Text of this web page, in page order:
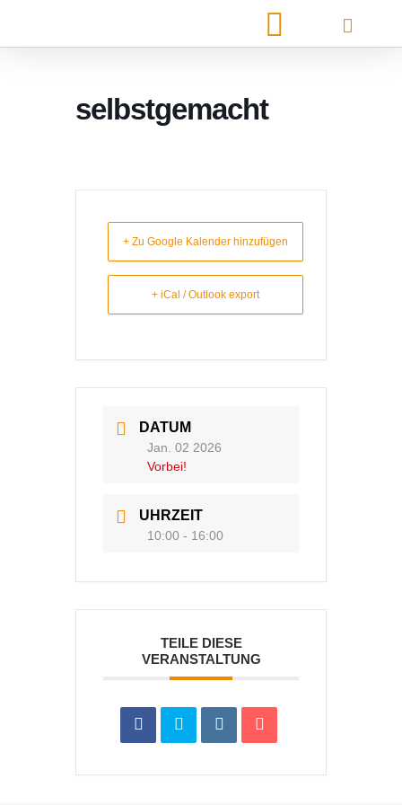
selbstgemacht
+ Zu Google Kalender hinzufügen
+ iCal / Outlook export
DATUM
Jan. 02 2026
Vorbei!
UHRZEIT
10:00 - 16:00
TEILE DIESE
VERANSTALTUNG